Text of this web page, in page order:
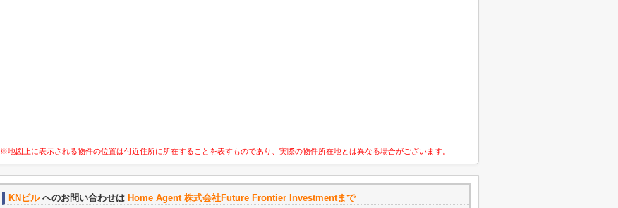
※地図上に表示される物件の位置は付近住所に所在することを表すものであり、実際の物件所在地とは異なる場合がございます。
KNビルへのお問い合わせは Home Agent 株式会社Future Frontier Investmentまで